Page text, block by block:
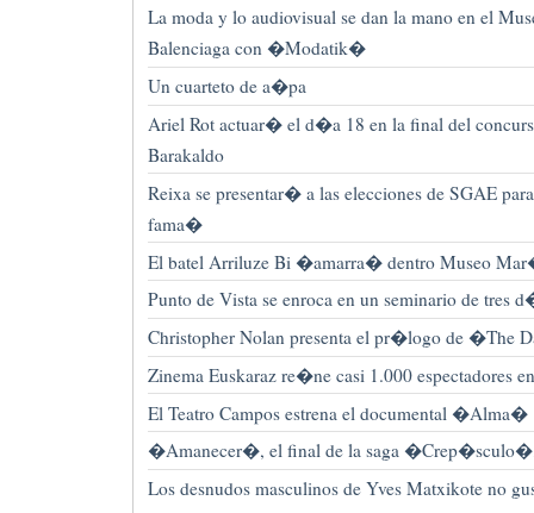
La moda y lo audiovisual se dan la mano en el
Balenciaga con �Modatik�
Un cuarteto de a�pa
Ariel Rot actuar� el d�a 18 en la final del
Barakaldo
Reixa se presentar� a las elecciones de SGAE
fama�
El batel Arriluze Bi �amarra� dentro Museo
Punto de Vista se enroca en un seminario de tres
Christopher Nolan presenta el pr�logo de �The
Zinema Euskaraz re�ne casi 1.000 espectadores
El Teatro Campos estrena el documental �Alma�
�Amanecer�, el final de la saga
Los desnudos masculinos de Yves Matxikote no